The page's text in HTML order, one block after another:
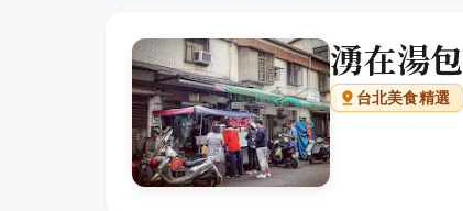
湧在湯包
台北美食精選